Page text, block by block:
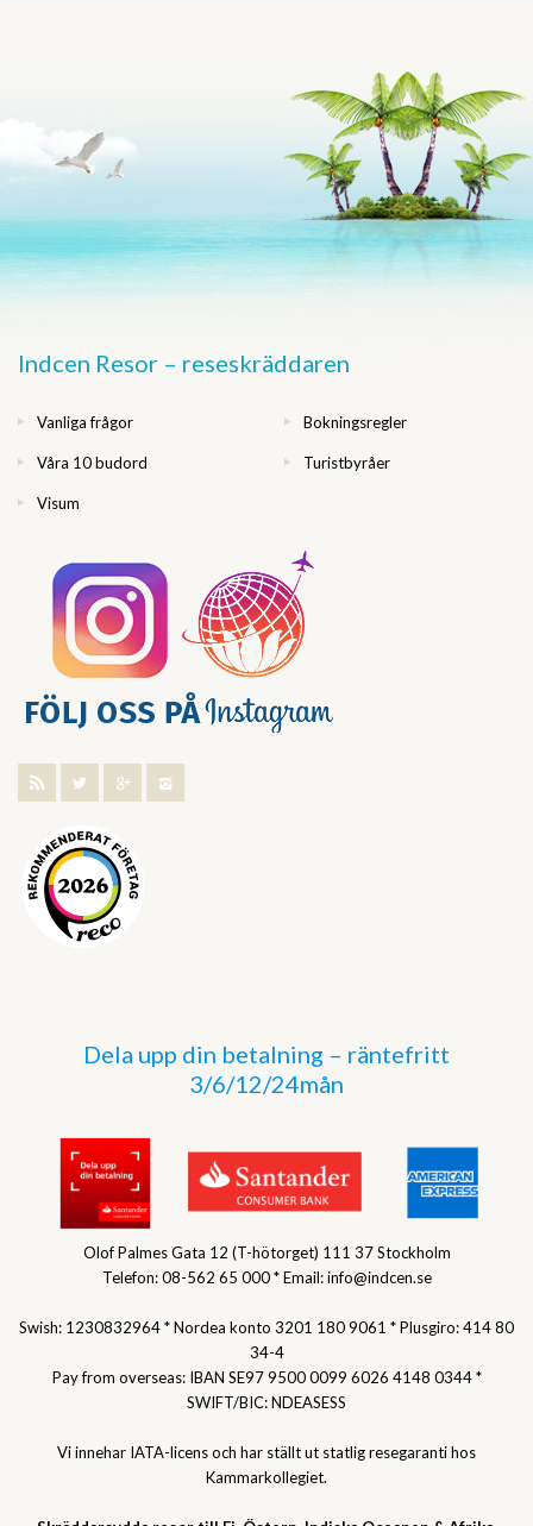
Indcen Resor – reseskräddaren
Vanliga frågor Bokningsregler
Våra 10 budord Turistbyråer
Visum
Dela upp din betalning – räntefritt
3/6/12/24mån
Olof Palmes Gata 12 (T-hötorget) 111 37 Stockholm
Telefon: 08-562 65 000 * Email: info@indcen.se
Swish: 1230832964 * Nordea konto 3201 180 9061 * Plusgiro: 414 80
34-4
Pay from overseas: IBAN SE97 9500 0099 6026 4148 0344 *
SWIFT/BIC: NDEASESS
Vi innehar IATA-licens och har ställt ut statlig resegaranti hos
Kammarkollegiet.